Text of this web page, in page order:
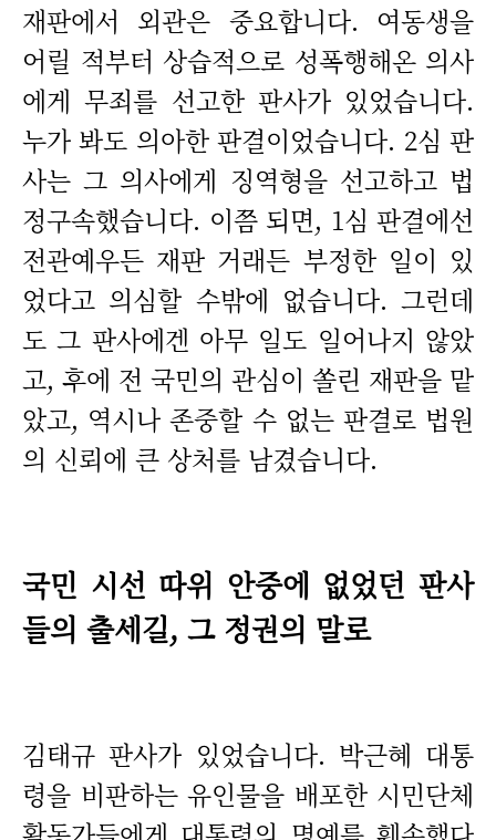
재판에서 외관은 중요합니다. 여동생을
어릴 적부터 상습적으로 성폭행해온 의사
에게 무죄를 선고한 판사가 있었습니다.
누가 봐도 의아한 판결이었습니다. 2심 판
사는 그 의사에게 징역형을 선고하고 법
정구속했습니다. 이쯤 되면, 1심 판결에선
전관예우든 재판 거래든 부정한 일이 있
었다고 의심할 수밖에 없습니다. 그런데
도 그 판사에겐 아무 일도 일어나지 않았
고, 후에 전 국민의 관심이 쏠린 재판을 맡
았고, 역시나 존중할 수 없는 판결로 법원
의 신뢰에 큰 상처를 남겼습니다.
국민 시선 따위 안중에 없었던 판사
들의 출세길, 그 정권의 말로
김태규 판사가 있었습니다. 박근혜 대통
령을 비판하는 유인물을 배포한 시민단체